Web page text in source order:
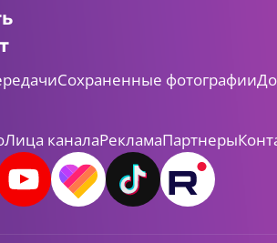
Сохраненные фотографии
Лица каналаРекламаПартнеры